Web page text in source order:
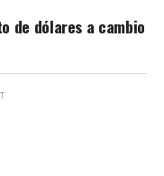
de dólares a cambio